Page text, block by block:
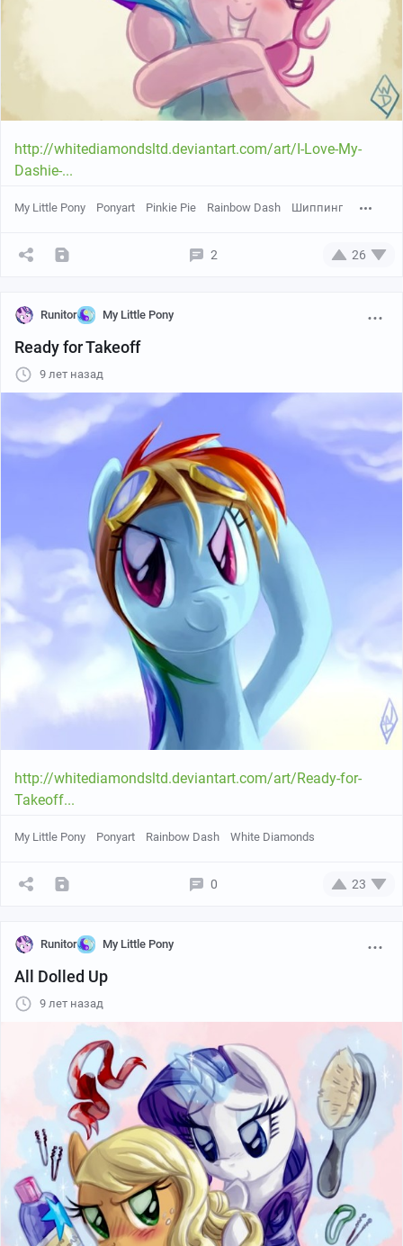
http://whitediamondsltd.deviantart.com/art/I-Love-My-
Dashie-...
My Little Pony Ponyart Pinkie Pie Rainbow Dash Шиппинг
2 26
Runitor My Little Pony
Ready for Takeoff
9 лет назад
http://whitediamondsltd.deviantart.com/art/Ready-for-
Takeoff...
My Little Pony Ponyart Rainbow Dash White Diamonds
0 23
Runitor My Little Pony
All Dolled Up
9 лет назад